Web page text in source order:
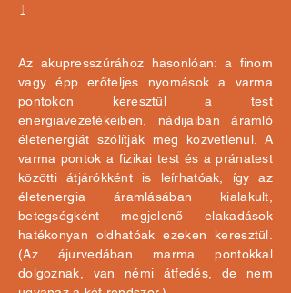
1
Az akupresszúrához hasonlóan: a finom
vagy épp erőteljes nyomások a varma
pontokon keresztül a test
energiavezetékeiben, nádijaiban áramló
életenergiát szólítják meg közvetlenül. A
varma pontok a fizikai test és a pránatest
közötti átjárókként is leírhatóak, így az
életenergia áramlásában kialakult,
betegségként megjelenő elakadások
hatékonyan oldhatóak ezeken keresztül.
(Az ájurvedában marma pontokkal
dolgoznak, van némi átfedés, de nem